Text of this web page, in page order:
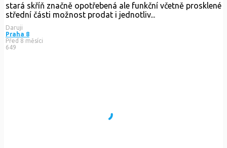
stará skříň značně opotřebená ale funkční včetně prosklené
střední části možnost prodat i jednotliv...
Daruji
Praha 8
Před 8 měsíci
649